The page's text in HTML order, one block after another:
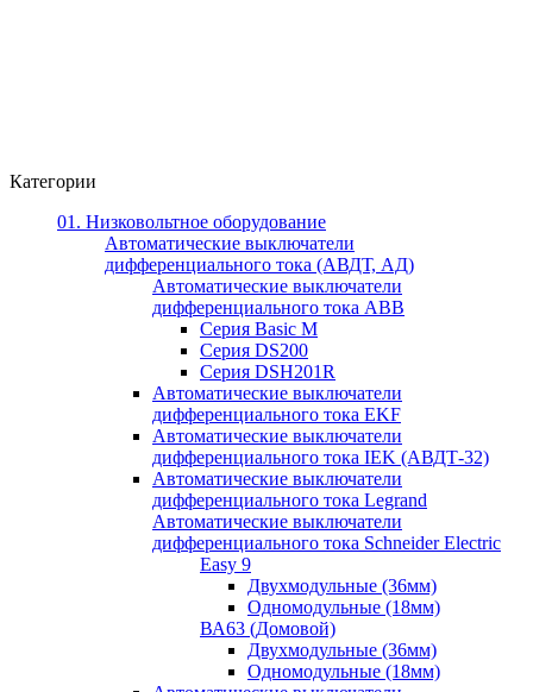
Категории
01. Низковольтное оборудование
Автоматические выключатели
дифференциального тока (АВДТ, АД)
Автоматические выключатели
дифференциального тока ABB
Серия Basic M
Серия DS200
Серия DSH201R
Автоматические выключатели
дифференциального тока EKF
Автоматические выключатели
дифференциального тока IEK (АВДТ-32)
Автоматические выключатели
дифференциального тока Legrand
Автоматические выключатели
дифференциального тока Schneider Electric
Easy 9
Двухмодульные (36мм)
Одномодульные (18мм)
ВА63 (Домовой)
Двухмодульные (36мм)
Одномодульные (18мм)